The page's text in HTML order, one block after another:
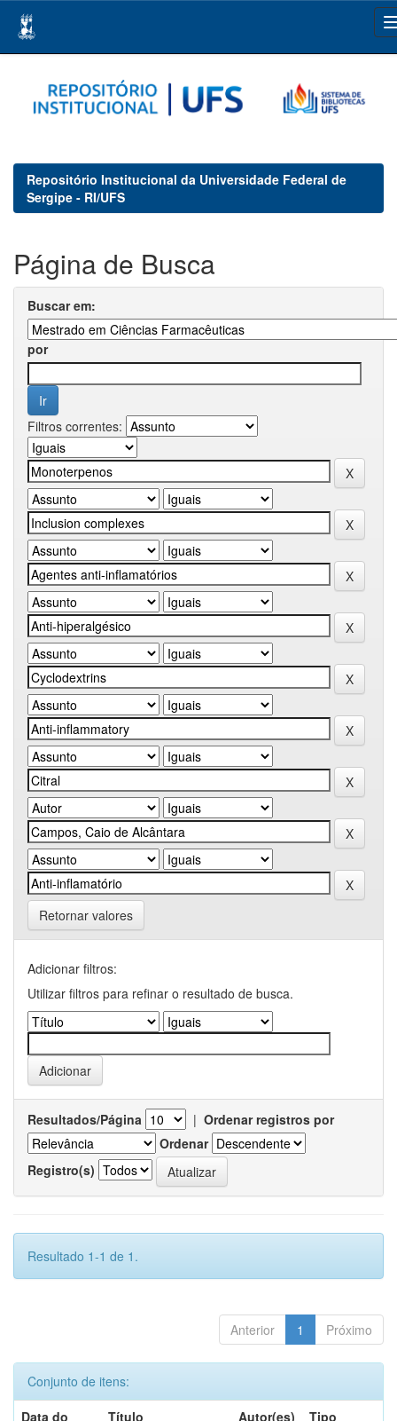
navigation
Repositório Institucional da Universidade Federal de
Sergipe - RI/UFS
Página de Busca
Buscar em:
por
Filtros correntes:
Retornar valores
Adicionar filtros:
Utilizar filtros para refinar o resultado de busca.
Resultados/Página | Ordenar registros por
Ordenar
Registro(s)
Resultado 1-1 de 1.
Anterior 1 Próximo
Conjunto de itens:
Data do
Título Autor(es) Tipo